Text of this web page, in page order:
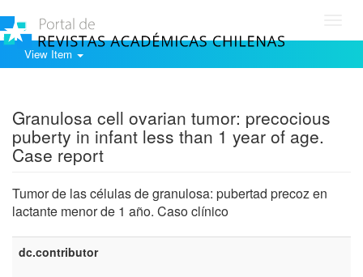
View Item
Granulosa cell ovarian tumor: precocious
puberty in infant less than 1 year of age.
Case report
Tumor de las células de granulosa: pubertad precoz en
lactante menor de 1 año. Caso clínico
dc.contributor